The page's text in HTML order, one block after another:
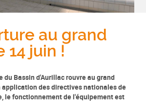
au grand
14 juin !
du Bassin d'Aurillac rouvre au grand
application des directives nationales de
le fonctionnement de l'équipement est